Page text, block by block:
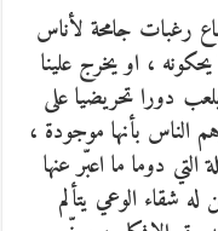
رغبات جامحة لأناس
، او يخرج علينا
دورا تحريضيا على
الناس بأنها موجودة ،
التي دوما ما اعبّر عنها
له شقاء الوعي يتألم